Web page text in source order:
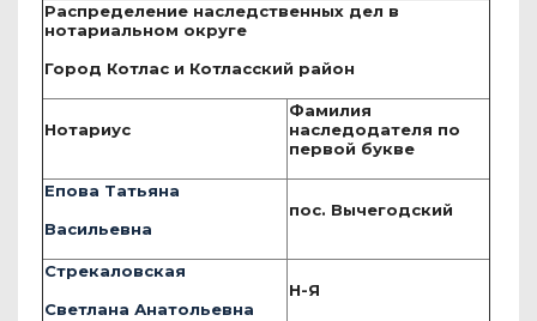
Распределение наследственных дел в
нотариальном округе
Город Котлас и Котласский район
Нотариус
Фамилия
наследодателя по
первой букве
Епова Татьяна
Васильевна
пос. Вычегодский
Стрекаловская
Светлана Анатольевна
Н-Я